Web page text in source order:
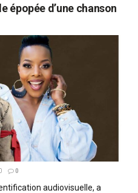
épopée d’une chanson
0
audiovisuelle, a